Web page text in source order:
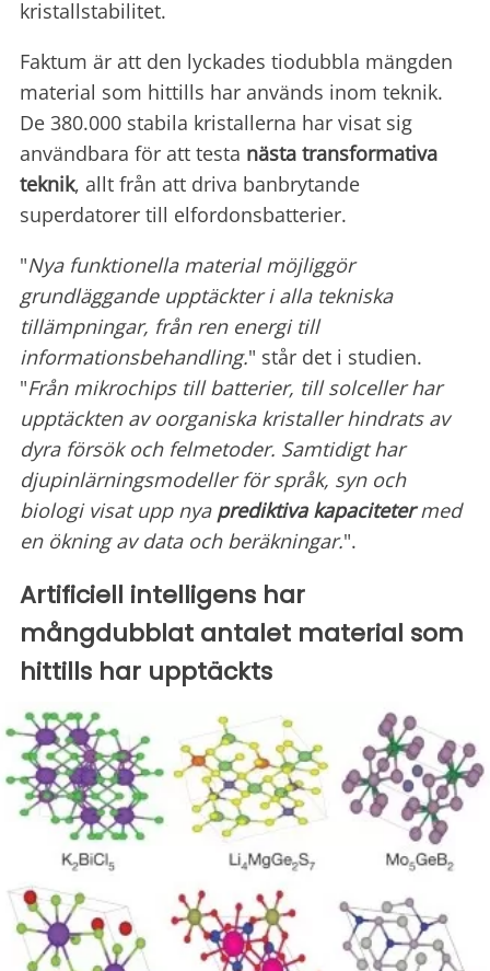
kristallstabilitet.
Faktum är att den lyckades tiodubbla mängden
material som hittills har används inom teknik.
De 380.000 stabila kristallerna har visat sig
användbara för att testa nästa transformativa
teknik, allt från att driva banbrytande
superdatorer till elfordonsbatterier.
"Nya funktionella material möjliggör
grundläggande upptäckter i alla tekniska
tillämpningar, från ren energi till
informationsbehandling." står det i studien.
"Från mikrochips till batterier, till solceller har
upptäckten av oorganiska kristaller hindrats av
dyra försök och felmetoder. Samtidigt har
djupinlärningsmodeller för språk, syn och
biologi visat upp nya prediktiva kapacitetermed
en ökning av data och beräkningar.".
Artificiell intelligens har
mångdubblat antalet material som
hittills har upptäckts